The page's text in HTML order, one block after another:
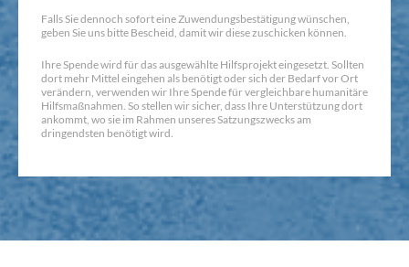
Falls Sie dennoch sofort eine Zuwendungsbestätigung wünschen,
geben Sie uns bitte Bescheid, damit wir diese zuschicken können.
Ihre Spende wird für das ausgewählte Hilfsprojekt eingesetzt. Sollten
dort mehr Mittel eingehen als benötigt oder sich der Bedarf vor Ort
verändern, verwenden wir Ihre Spende für vergleichbare humanitäre
Hilfsmaßnahmen. So stellen wir sicher, dass Ihre Unterstützung dort
ankommt, wo sie im Rahmen unseres Satzungszwecks am
dringendsten benötigt wird.